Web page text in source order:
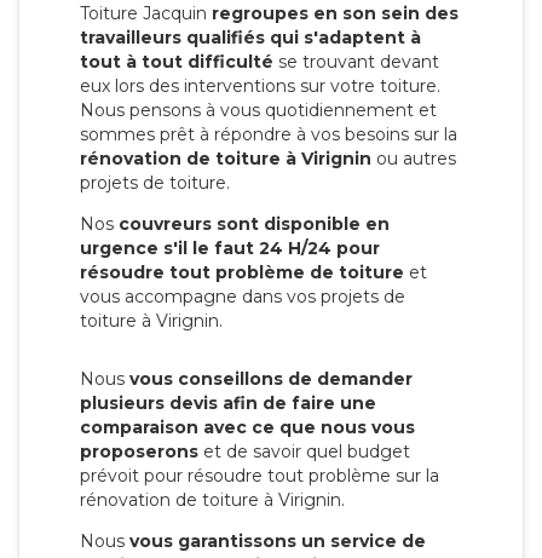
Toiture Jacquin regroupes en son sein des
travailleurs qualifiés qui s'adaptent à
tout à tout difficulté se trouvant devant
eux lors des interventions sur votre toiture.
Nous pensons à vous quotidiennement et
sommes prêt à répondre à vos besoins sur la
rénovation de toiture à Virignin ou autres
projets de toiture.
Nos couvreurs sont disponible en
urgence s'il le faut 24 H/24 pour
résoudre tout problème de toiture et
vous accompagne dans vos projets de
toiture à Virignin.
Nous vous conseillons de demander
plusieurs devis afin de faire une
comparaison avec ce que nous vous
proposerons et de savoir quel budget
prévoit pour résoudre tout problème sur la
rénovation de toiture à Virignin.
Nous vous garantissons un service de